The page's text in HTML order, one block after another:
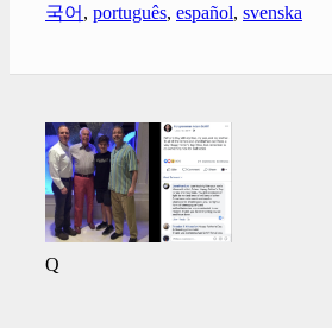
국어 , português, español, svenska
Q